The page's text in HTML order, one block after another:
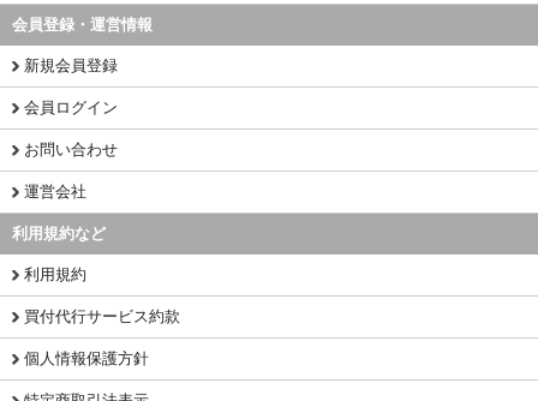
会員登録・運営情報
新規会員登録
会員ログイン
お問い合わせ
運営会社
利用規約など
利用規約
買付代行サービス約款
個人情報保護方針